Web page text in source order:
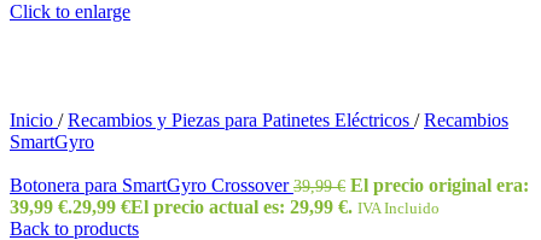
Click to enlarge
Inicio / Recambios y Piezas para Patinetes Eléctricos / Recambios
SmartGyro
Botonera para SmartGyro Crossover39,99€ El precio original era:
39,99 €.29,99 €El precio actual es: 29,99 €. IVA Incluido
Back to products